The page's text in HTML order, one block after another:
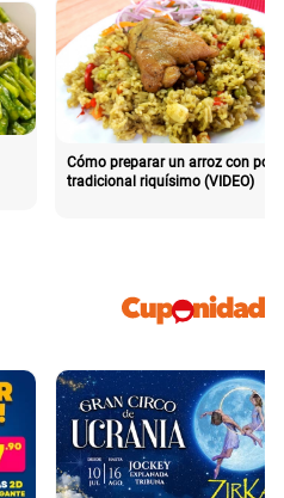
Cómo preparar un arroz con pollo
tradicional riquísimo (VIDEO)